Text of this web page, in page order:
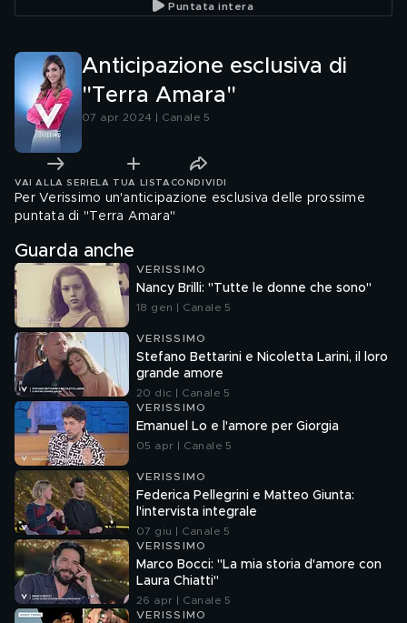
Puntata intera
Anticipazione esclusiva di
"Terra Amara"
07 apr 2024 | Canale 5
VAI ALLA SERIE LA TUA LISTA CONDIVIDI
Per Verissimo un'anticipazione esclusiva delle prossime
puntata di "Terra Amara"
Guarda anche
VERISSIMO
Nancy Brilli: "Tutte le donne che sono"
18 gen | Canale 5
VERISSIMO
Stefano Bettarini e Nicoletta Larini, il loro
grande amore
20 dic | Canale 5
VERISSIMO
Emanuel Lo e l'amore per Giorgia
05 apr | Canale 5
VERISSIMO
Federica Pellegrini e Matteo Giunta:
l'intervista integrale
07 giu | Canale 5
VERISSIMO
Marco Bocci: "La mia storia d'amore con
Laura Chiatti"
26 apr | Canale 5
VERISSIMO